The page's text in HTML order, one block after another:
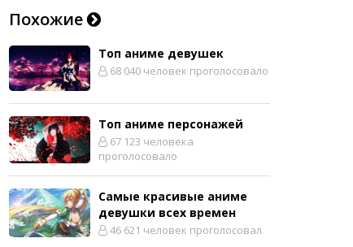
Похожие
Топ аниме девушек
68 040 человек проголосовало
Топ аниме персонажей
67 123 человека
проголосовало
Самые красивые аниме
девушки всех времен
46 621 человек проголосовал